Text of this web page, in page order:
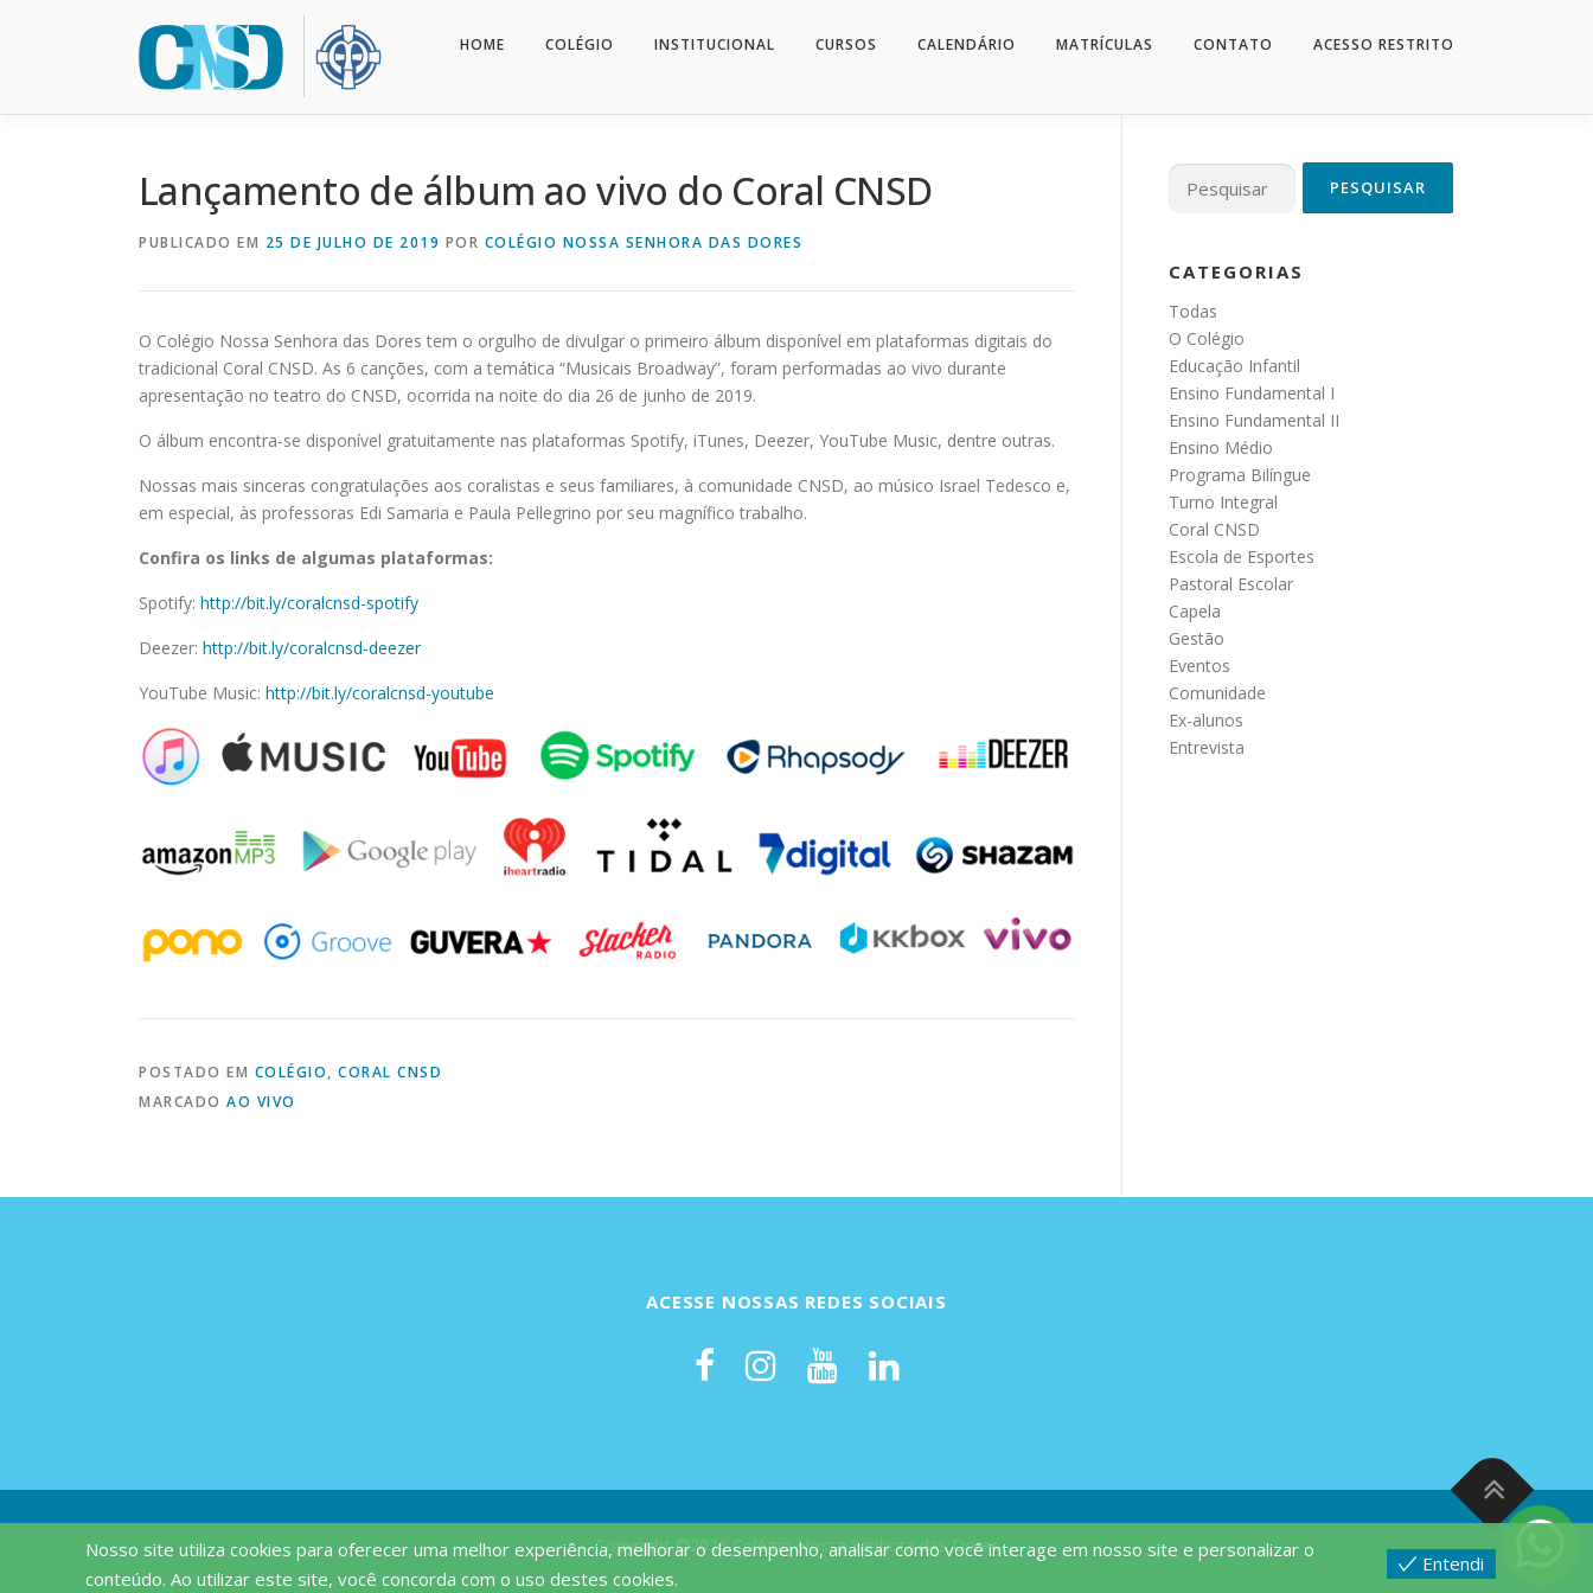
HOME COLÉGIO INSTITUCIONAL CURSOS CALENDÁRIO MATRÍCULAS CONTATO ACESSO RESTRITO
Lançamento de álbum ao vivo do Coral CNSD
PUBLICADO EM 25 DE JULHO DE 2019 POR COLÉGIO NOSSA SENHORA DAS DORES
O Colégio Nossa Senhora das Dores tem o orgulho de divulgar o primeiro álbum disponível em plataformas digitais do
tradicional Coral CNSD. As 6 canções, com a temática “Musicais Broadway”, foram performadas ao vivo durante
apresentação no teatro do CNSD, ocorrida na noite do dia 26 de junho de 2019.
O álbum encontra-se disponível gratuitamente nas plataformas Spotify, iTunes, Deezer, YouTube Music, dentre outras.
Nossas mais sinceras congratulações aos coralistas e seus familiares, à comunidade CNSD, ao músico Israel Tedesco e,
em especial, às professoras Edi Samaria e Paula Pellegrino por seu magnífico trabalho.
Confira os links de algumas plataformas:
Spotify: http://bit.ly/coralcnsd-spotify
Deezer: http://bit.ly/coralcnsd-deezer
YouTube Music: http://bit.ly/coralcnsd-youtube
POSTADO EM COLÉGIO, CORAL CNSD
MARCADO AO VIVO
Pesquisar
por:
CATEGORIAS
Todas
O Colégio
Educação Infantil
Ensino Fundamental I
Ensino Fundamental II
Ensino Médio
Programa Bilíngue
Turno Integral
Coral CNSD
Escola de Esportes
Pastoral Escolar
Capela
Gestão
Eventos
Comunidade
Ex-alunos
Entrevista
ACESSE NOSSAS REDES SOCIAIS
Copyright ©2026 Colégio Nossa Senhora das Dores
Nosso site utiliza cookies para oferecer uma melhor experiência, melhorar o desempenho, analisar como você interage em nosso site e personalizar o
conteúdo. Ao utilizar este site, você concorda com o uso destes cookies.
Entendi